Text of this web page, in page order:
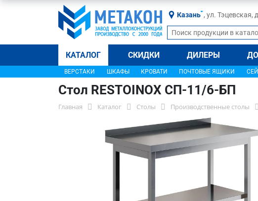
Казань , ул. Тэцевская,
КАТАЛОГ СКИДКИ ДИЛЕРЫ
ВЕРСТАКИ ШКАФЫ КРОВАТИ ПОЧТОВЫЕ ЯЩИКИ
Стол RESTOINOX СП-11/6-БП
Главная Каталог Столы Производственные столы